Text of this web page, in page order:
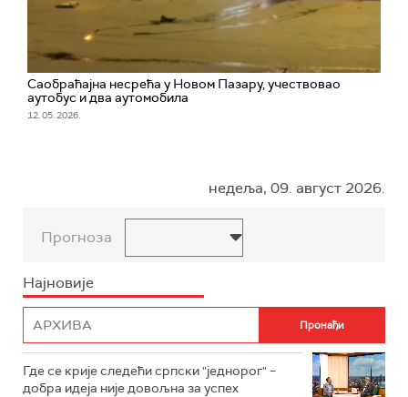
Саобраћајна несрећа у Новом Пазару, учествовао
аутобус и два аутомобила
12. 05. 2026.
недеља, 09. август 2026.
Прогноза
Најновије
Где се крије следећи српски "једнорог" –
добра идеја није довољна за успех